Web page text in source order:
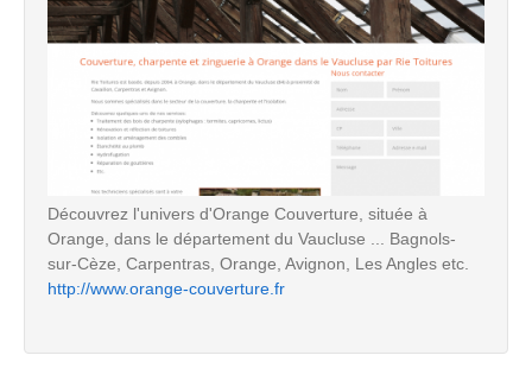
Découvrez l'univers d'Orange Couverture, située à
Orange, dans le département du Vaucluse ... Bagnols-
sur-Cèze, Carpentras, Orange, Avignon, Les Angles etc.
http://www.orange-couverture.fr